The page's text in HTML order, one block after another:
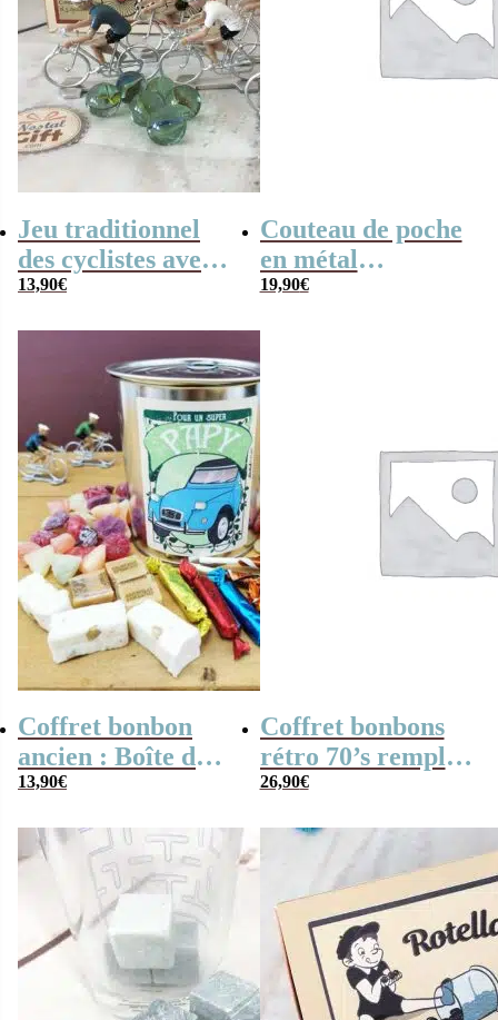
Jeu traditionnel
des cyclistes avec
billes – billes et
13,90€
Couteau de poche
en métal
Volkswagen avec
19,90€
Coffret bonbon
ancien : Boîte de
conserve remplie
un super papy”
13,90€
Coffret bonbons
rétro 70’s rempli
de bonbons des
26,90€